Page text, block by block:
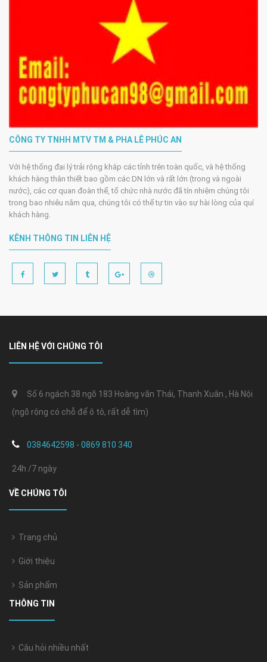
CÔNG TY TNHH MTV TM & PHA LÊ PHÚC AN
Với hệ thống đại lý trải rộng khắp các tỉnh trên toàn quốc, và hệ thống
khách hàng thân thiết bao gồm các DN lớn và rất lớn (trong và ngoài
nước), các cơ quan đoàn thể, tổ chức nhà nước đã tín nhiệm chúng tôi
trong bao nhiêu năm qua, chúng tôi có thể tự tin vào sự hài lòng của quí
khách hàng.
KÊNH THÔNG TIN LIÊN HỆ
LIÊN HỆ VỚI CHÚNG TÔI
Số 6 ngách 38 ngõ 183 Hoàng văn Thái, Thanh Xuân , Hà Nội
(ngõ rộng có chỗ để ô tô, rất dễ tìm)
0384642598 - 0869 810 340
24h /7 ngày
VỀ CHÚNG TÔI
Trang chủ
Giới thiệu
Sản phẩm
THÔNG TIN
Câu hỏi nhiều nhất